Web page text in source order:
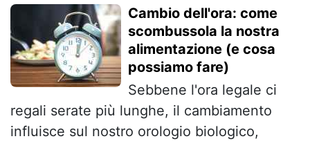
Cambio dell'ora: come
scombussola la nostra
alimentazione (e cosa
possiamo fare)
Sebbene l'ora legale ci
regali serate più lunghe, il cambiamento
influisce sul nostro orologio biologico,